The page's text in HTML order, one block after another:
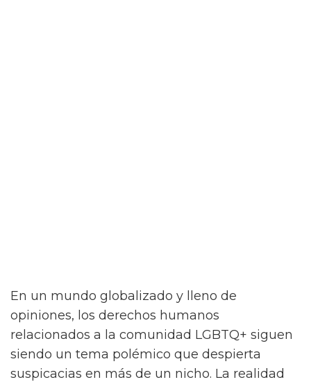
En un mundo globalizado y lleno de
opiniones, los derechos humanos
relacionados a la comunidad LGBTQ+ siguen
siendo un tema polémico que despierta
suspicacias en más de un nicho. La realidad